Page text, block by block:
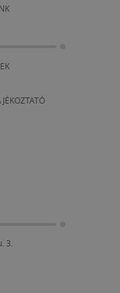
3.